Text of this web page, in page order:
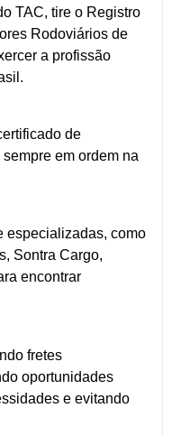
TAC, tire o Registro
Rodoviários de
a profissão
de
em ordem na
especializadas, como
Sontra Cargo,
encontrar
fretes
oportunidades
e evitando